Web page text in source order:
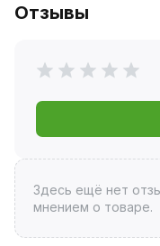
Отзывы
Здесь ещё нет
мнением о товаре.